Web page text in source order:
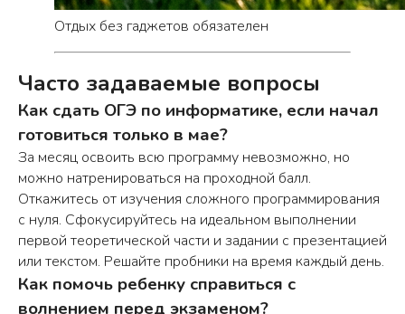
Отдых без гаджетов обязателен
Часто задаваемые вопросы
Как сдать ОГЭ по информатике, если начал
готовиться только в мае?
За месяц освоить всю программу невозможно, но
можно натренироваться на проходной балл.
Откажитесь от изучения сложного программирования
с нуля. Сфокусируйтесь на идеальном выполнении
первой теоретической части и задании с презентацией
или текстом. Решайте пробники на время каждый день.
Как помочь ребенку справиться с
волнением перед экзаменом?